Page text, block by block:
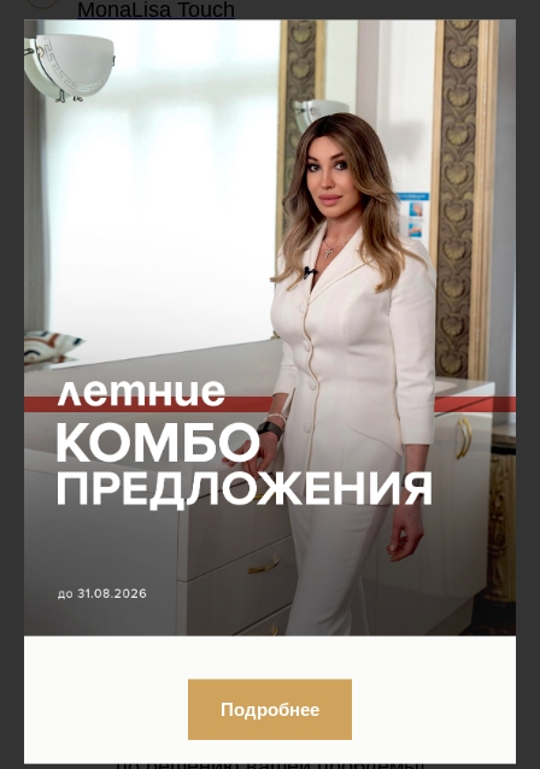
MonaLisa Touch
Интимная реабилитация EMSELLA
(Эмселла)
Какая процедура подойдет
именно вам?
Высококвалифицированные специалисты
международного уровня в клинике
косметологии PROFESSIONAL подбирают для
каждого пациента индивидуальную программу,
которая может сочетать как несколько видов
процедур, так и состоять только из курса
конкретного воздействия для достижения
самого значительного эффекта.
Запишитесь на первичный прием врача-
(осмотр, диагностика) прямо
сейчас и получите индивидуальную программу
Подробнее